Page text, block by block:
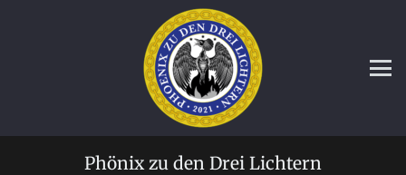
Phönix zu den Drei Lichtern